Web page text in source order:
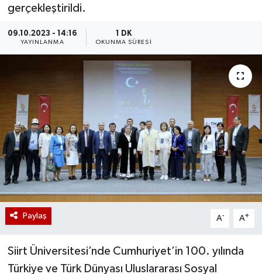
gerçekleştirildi.
09.10.2023 - 14:16
YAYINLANMA
1 DK
OKUNMA SÜRESI
Paylaş A- A+
Siirt Üniversitesi’nde Cumhuriyet’in 100. yılında
Türkiye ve Türk Dünyası Uluslararası Sosyal
SAĞLIK-YAŞAM
Haber Arşivi